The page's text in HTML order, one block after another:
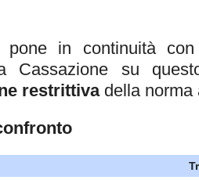
in continuità
Cassazione su
restrittivadella norma